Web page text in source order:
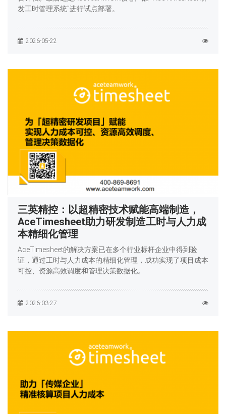
发工时管理系统”进行试点部署。
2026-05-22
三英精控：以超精密技术赋能高端制造，
AceTimesheet助力研发制造工时与人力成
本精细化管理
AceTimesheet的解决方案已在多个行业标杆企业中得到验
证，通过工时与人力成本的精细化管理，成功实现了项目成本
可控、资源高效调度和管理决策数据化。
2026-03-27